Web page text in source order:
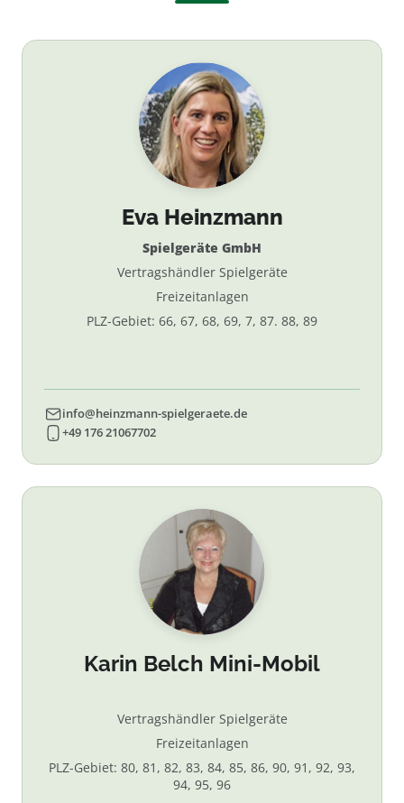
Eva Heinzmann
Spielgeräte GmbH
Vertragshändler Spielgeräte
Freizeitanlagen
PLZ-Gebiet: 66, 67, 68, 69, 7, 87. 88, 89
info@heinzmann-spielgeraete.de
+49 176 21067702
Karin Belch Mini-Mobil
Vertragshändler Spielgeräte
Freizeitanlagen
PLZ-Gebiet: 80, 81, 82, 83, 84, 85, 86, 90, 91, 92, 93,
94, 95, 96